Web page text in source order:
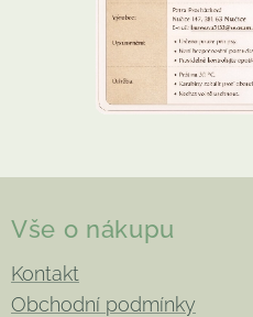
Vše o nákupu
Kontakt
Obchodní podmínky